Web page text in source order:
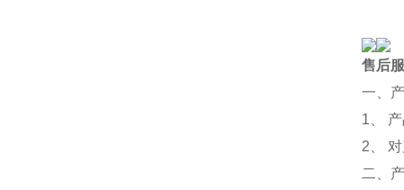
售后
一、
1、
2、
二、